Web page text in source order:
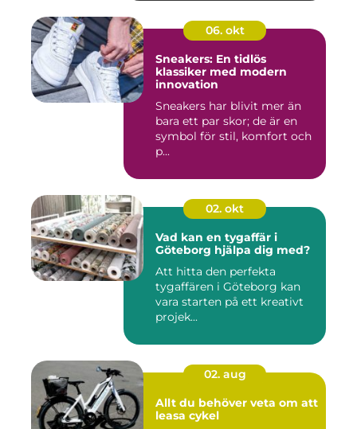
06. okt
Sneakers: En tidlös
klassiker med modern
innovation
Sneakers har blivit mer än
bara ett par skor; de är en
symbol för stil, komfort och
p...
02. okt
Vad kan en tygaffär i
Göteborg hjälpa dig med?
Att hitta den perfekta
tygaffären i Göteborg kan
vara starten på ett kreativt
projek...
02. aug
Allt du behöver veta om att
leasa cykel